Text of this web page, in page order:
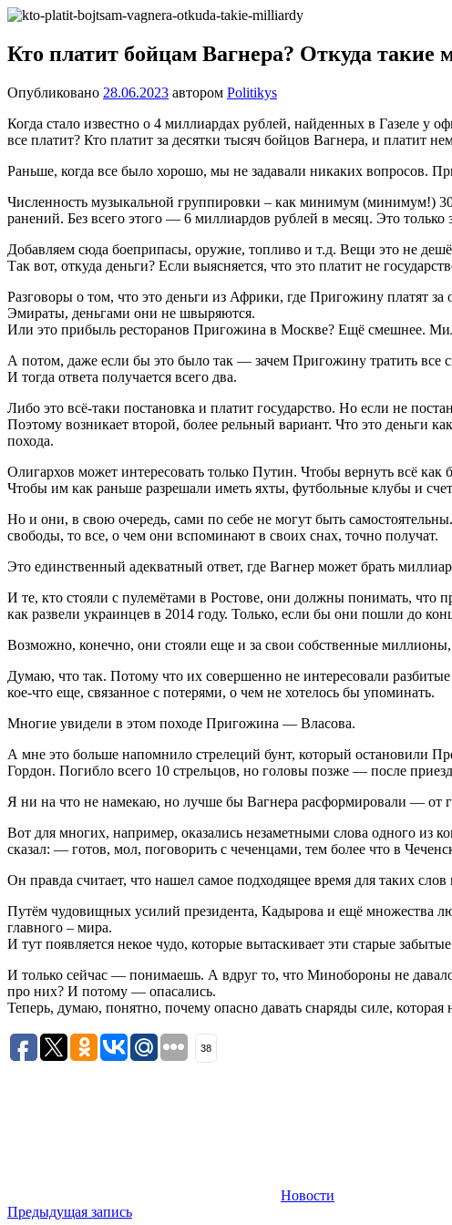
Перейти
содержимому
один
сайт
WordPress
Кто платит бойцам Вагнера? Откуда такие
Опубликовано 28.06.2023 автором Politikys
Когда стало известно о 4 миллиардах рублей, найденных в Газеле у
все платит? Кто платит за десятки тысяч бойцов Вагнера, и платит
Раньше, когда все было хорошо, мы не задавали никаких вопросов.
Численность музыкальной группировки – как минимум (минимум!)
ранений. Без всего этого — 6 миллиардов рублей в месяц. Это только
Добавляем сюда боеприпасы, оружие, топливо и т.д. Вещи это не
Так вот, откуда деньги? Если выясняется, что это платит не
Разговоры о том, что это деньги из Африки, где Пригожину платят
Эмираты, деньгами они не швыряются.
Или это прибыль ресторанов Пригожина в Москве? Ещё смешнее.
А потом, даже если бы это было так — зачем Пригожину тратить все
И тогда ответа получается всего два.
Либо это всё-таки постановка и платит государство. Но если не
Поэтому возникает второй, более рельный вариант. Что это деньги
похода.
Олигархов может интересовать только Путин. Чтобы вернуть всё
Чтобы им как раньше разрешали иметь яхты, футбольные клубы и
Но и они, в свою очередь, сами по себе не могут быть
свободы, то все, о чем они вспоминают в своих снах, точно получат.
Это единственный адекватный ответ, где Вагнер может брать
И те, кто стояли с пулемётами в Ростове, они должны понимать, что
как развели украинцев в 2014 году. Только, если бы они пошли до
Возможно, конечно, они стояли еще и за свои собственные
Думаю, что так. Потому что их совершенно не интересовали
кое-что еще, связанное с потерями, о чем не хотелось бы упоминать.
Многие увидели в этом походе Пригожина — Власова.
А мне это больше напомнило стрелеций бунт, который остановили
Гордон. Погибло всего 10 стрельцов, но головы позже — после
Я ни на что не намекаю, но лучше бы Вагнера расформировали — от
Вот для многих, например, оказались незаметными слова одного из
сказал: — готов, мол, поговорить с чеченцами, тем более что в
Он правда считает, что нашел самое подходящее время для таких
Путём чудовищных усилий президента, Кадырова и ещё множества
главного – мира.
И тут появляется некое чудо, которые вытаскивает эти старые
И только сейчас — понимаешь. А вдруг то, что Минобороны не
про них? И потому — опасались.
Теперь, думаю, понятно, почему опасно давать снаряды силе,
38
Новости
Навигация
Предыдущая запись